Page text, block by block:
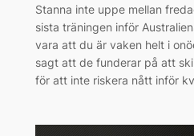
Stanna inte uppe mellan
sista träningen inför
vara att du är vaken helt i
sagt att de funderar på att
för att inte riskera nått inför